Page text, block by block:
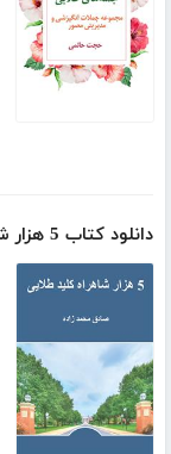
دانلود کتاب 5 هزار شاه کلید طلایی